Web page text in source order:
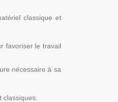
classique et
favoriser le travail
nécessaire à sa